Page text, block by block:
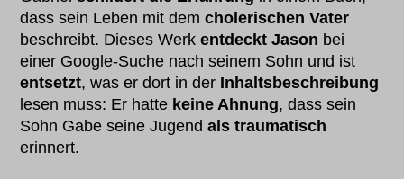
dass sein Leben mit demcholerischen Vater
beschreibt. Dieses Werkentdeckt Jason bei
einer Google-Suche nach seinem Sohn und ist
entsetzt, was er dort in der Inhaltsbeschreibung
lesen muss: Er hatte keine Ahnung, dass sein
Sohn Gabe seine Jugendals traumatisch
erinnert.